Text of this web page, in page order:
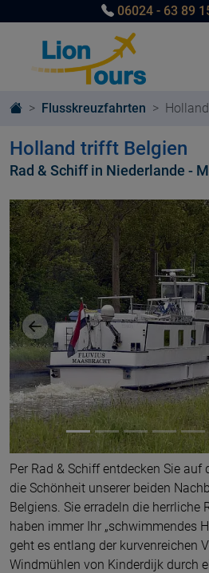
06024 - 63 89
Flusskreuzfahrten
Holland trifft Belgien
Rad & Schiff in Niederlande -
Vorheriges Bild
Per Rad & Schiff entdecken Sie
die Schönheit unserer beiden
Belgiens. Sie erradeln die herrliche
haben immer Ihr „schwimmendes
geht es entlang der kurvenreichen
Windmühlen von Kinderdijk durch